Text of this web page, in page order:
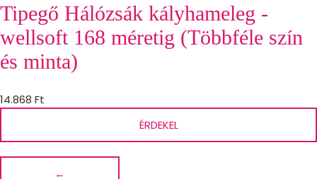
Tipegő Hálózsák kályhameleg -
wellsoft 168 méretig (Többféle szín
és minta)
14.868 Ft
ÉRDEKEL
←